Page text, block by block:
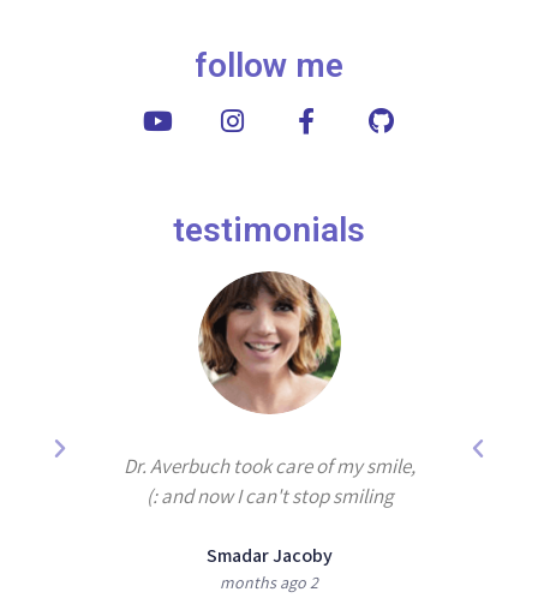
follow me
testimonials
Dr. Averbuch took care of my smile,
and now I can't stop smiling :)
Smadar Jacoby
2 months ago
by